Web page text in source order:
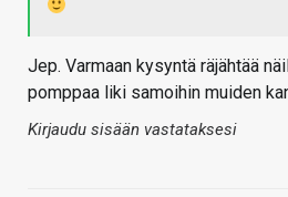
Jep. Varmaan kysyntä räjähtää
pomppaa liki samoihin muiden
Kirjaudu sisään vastataksesi